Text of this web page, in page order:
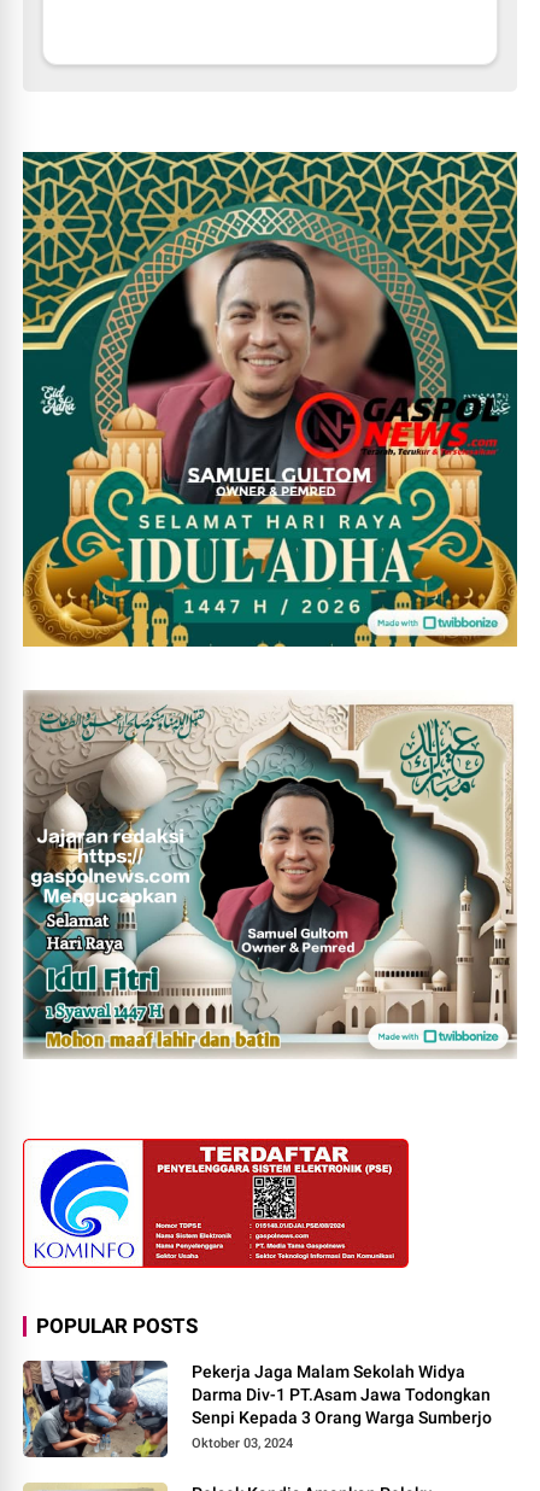
POPULAR POSTS
Pekerja Jaga Malam Sekolah Widya
Darma Div-1 PT.Asam Jawa Todongkan
Senpi Kepada 3 Orang Warga Sumberjo
Oktober 03, 2024